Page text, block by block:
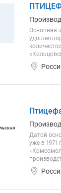
Основная
Датой
уже в